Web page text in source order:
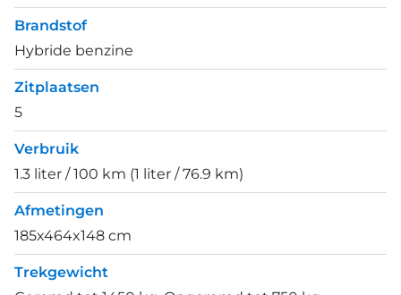
Brandstof
Hybride benzine
Zitplaatsen
5
Verbruik
1.3 liter / 100 km (1 liter / 76.9 km)
Afmetingen
185x464x148 cm
Trekgewicht